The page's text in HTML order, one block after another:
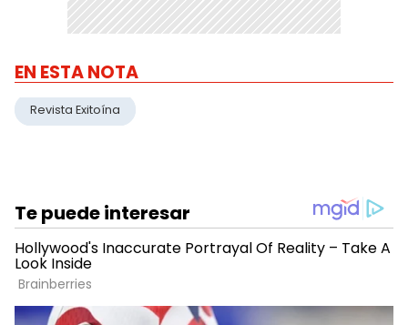
EN ESTA NOTA
Revista Exitoína